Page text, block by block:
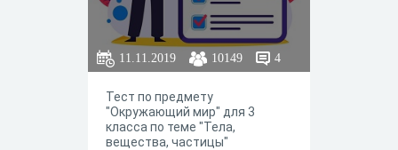
11.11.2019 10149 4
Тест по предмету
"Окружающий мир" для 3
класса по теме "Тела,
вещества, частицы"